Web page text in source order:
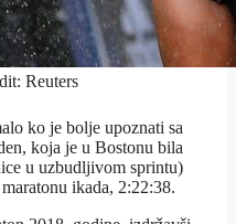
Reuters
ko je bolje upoznati sa
koja je u Bostonu bila
u uzbudljivom sprintu)
ikada, 2:22:38.